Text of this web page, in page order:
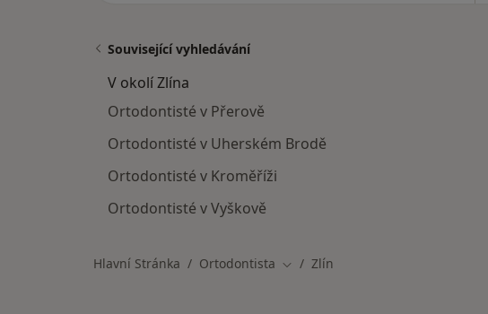
Související vyhledávání
V okolí Zlína
Ortodontisté v Přerově
Ortodontisté v Uherském Brodě
Ortodontisté v Kroměříži
Ortodontisté v Vyškově
Hlavní Stránka Ortodontista Změna města
Zlín